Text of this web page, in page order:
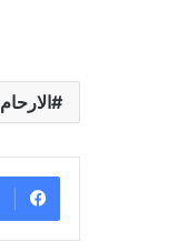
الارحام